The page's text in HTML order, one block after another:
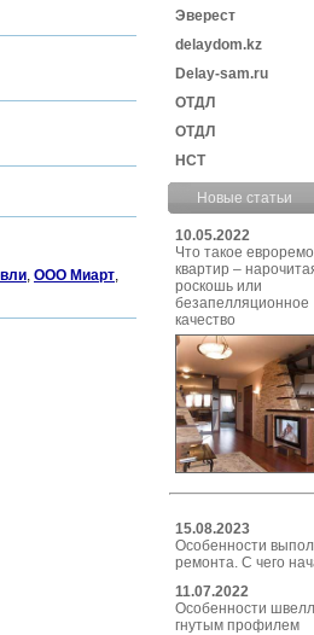
, ООО Миарт,
Эверест
delaydom.kz
Delay-sam.ru
ОТДЛ
ОТДЛ
НСТ
Новые статьи
10.05.2022
Что такое
квартир –
роскошь или
безапелляционное
качество
15.08.2023
Особенности
ремонта. С чего
11.07.2022
Особенности
гнутым профилем